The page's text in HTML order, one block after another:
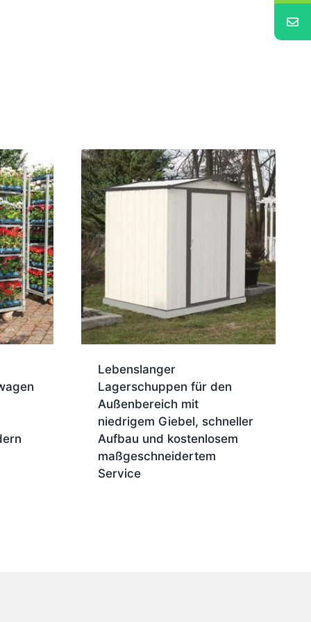
Lebenslanger
Lagerschuppen für den
Außenbereich mit
niedrigem Giebel, schneller
Aufbau und kostenlosem
maßgeschneidertem
Service